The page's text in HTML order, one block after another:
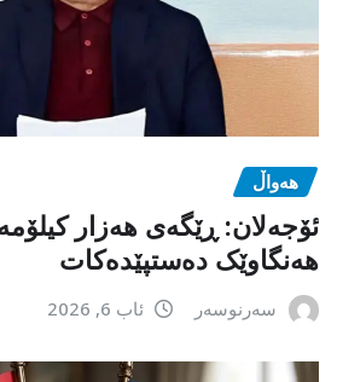
هەواڵ
ئۆجەلان: ڕێگەی هەزار
هەنگاوێک دەستپێدەکات
سەرنوسەر ئاب 6, 2026